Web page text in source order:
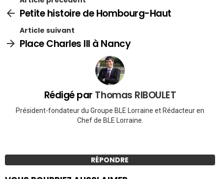
Petite histoire de Hombourg-Haut
Article suivant
Place Charles III à Nancy
Rédigé par Thomas RIBOULET
Président-fondateur du Groupe BLE Lorraine et Rédacteur en
Chef de BLE Lorraine.
RÉPONDRE